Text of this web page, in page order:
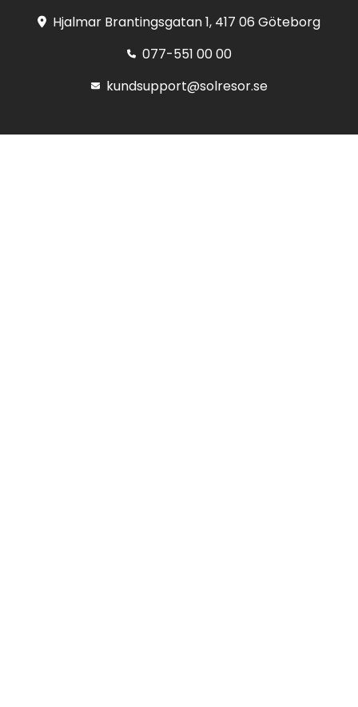
Hjalmar Brantingsgatan 1, 417 06 Göteborg
077-551 00 00
kundsupport@solresor.se